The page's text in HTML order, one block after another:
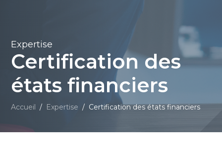
Expertise
Certification des
états financiers
Accueil / Expertise / Certification des états financiers